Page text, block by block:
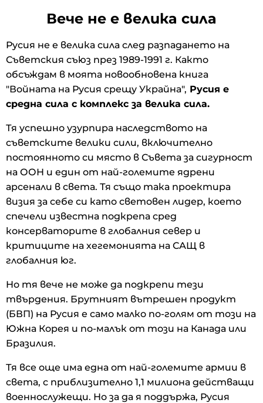
Вече не е велика сила
Русия не е велика сила след разпадането на
Съветския съюз през 1989-1991 г. Както
обсъждам в моята новообновена книга
"Войната на Русия срещу Украйна", Русия е
средна сила с комплекс за велика сила.
Тя успешно узурпира наследството на
съветските велики сили, включително
постоянното си място в Съвета за сигурност
на ООН и един от най-големите ядрени
арсенали в света. Тя също така проектира
визия за себе си като световен лидер, което
спечели известна подкрепа сред
консерваторите в глобалния север и
критиците на хегемонията на САЩ в
глобалния юг.
Но тя вече не може да подкрепи тези
твърдения. Брутният вътрешен продукт
(БВП) на Русия е само малко по-голям от този на
Южна Корея и по-малък от този на Канада или
Бразилия.
Тя все още има една от най-големите армии в
света, с приблизително 1,1 милиона действащи
военнослужещи. Но за да я поддържа, Русия